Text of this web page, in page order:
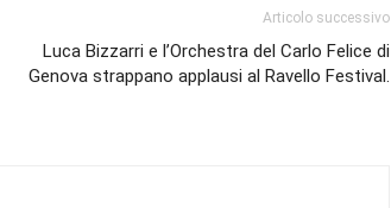
Articolo successivo
Luca Bizzarri e l’Orchestra del Carlo Felice di
Genova strappano applausi al Ravello Festival.